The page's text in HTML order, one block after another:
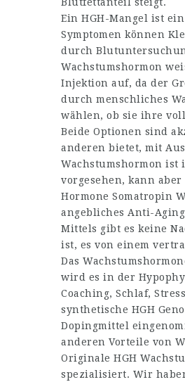
Ein HGH-Mangel ist
Symptomen können
durch
Wachstumshormon
Injektion auf, da der
durch menschliches
wählen, ob sie ihre
Beide Optionen sind
anderen bietet, mit
Wachstumshormon
vorgesehen, kann
Hormone Somatropin
angebliches Anti-
Mittels gibt es keine
ist, es von einem
Das
wird es in der
Coaching, Schlaf,
synthetische HGH
Dopingmittel
anderen Vorteile von
Originale HGH
spezialisiert. Wir